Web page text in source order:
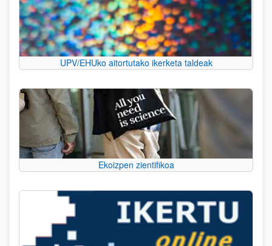
UPV/EHUko aitortutako ikerketa taldeak
Ekoizpen zientifikoa